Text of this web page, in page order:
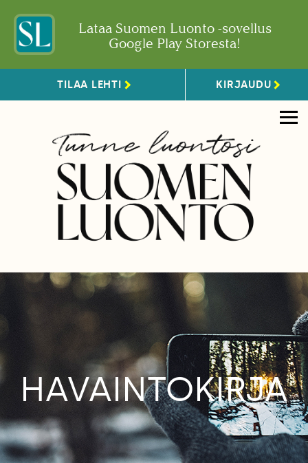
Lataa Suomen Luonto -sovellus
Google Play Storesta!
TILAA LEHTI KIRJAUDU
HAVAINTOKIRJA